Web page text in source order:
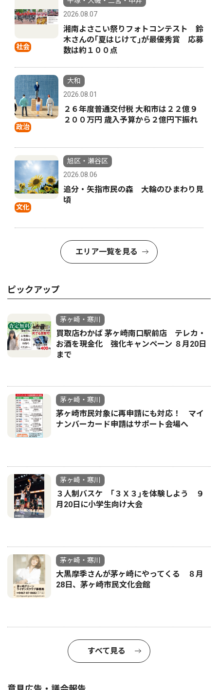
社会
2026.08.07
湘南よさこい祭りフォトコンテスト 鈴
木さんの｢夏はじけて｣が最優秀賞 応募
数は約１００点
政治
大和
2026.08.01
２６年度普通交付税 大和市は２２億９
２００万円 歳入予算から２億円下振れ
文化
旭区・瀬谷区
2026.08.06
追分・矢指市民の森 大輪のひまわり見
頃
エリア一覧を見る
ピックアップ
茅ヶ崎・寒川
買取店わかば 茅ヶ崎南口駅前店 テレカ・
お酒を現金化 強化キャンペーン ８月20日
まで
茅ヶ崎・寒川
茅ヶ崎市民対象に再申請にも対応！ マイ
ナンバーカード申請はサポート会場へ
茅ヶ崎・寒川
３人制バスケ ｢３Ｘ３｣を体験しよう ９
月20日に小学生向け大会
茅ヶ崎・寒川
大黒摩季さんが茅ヶ崎にやってくる ８月
28日、茅ヶ崎市民文化会館
すべて見る